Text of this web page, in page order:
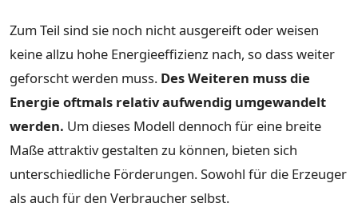
Zum Teil sind sie noch nicht ausgereift oder weisen
keine allzu hohe Energieeffizienz nach, so dass weiter
geforscht werden muss. Des Weiteren muss die
Energie oftmals relativ aufwendig umgewandelt
werden. Um dieses Modell dennoch für eine breite
Maße attraktiv gestalten zu können, bieten sich
unterschiedliche Förderungen. Sowohl für die Erzeuger
als auch für den Verbraucher selbst.